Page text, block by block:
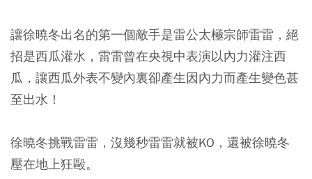
讓徐曉冬出名的第一個敵手是雷公太極宗師雷雷，絕
招是西瓜灌水，雷雷曾在央視中表演以內力灌注西
瓜，讓西瓜外表不變內裏卻產生因內力而產生變色甚
至出水！
徐曉冬挑戰雷雷，沒幾秒雷雷就被KO，還被徐曉冬
壓在地上狂毆。